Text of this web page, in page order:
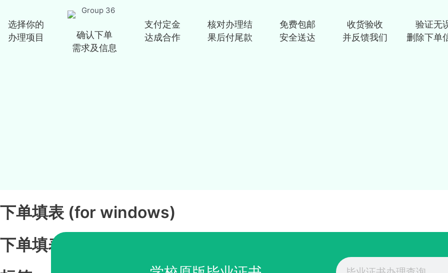
选择你的
办理项目
确认下单
需求及信息
支付定金
达成合作
核对办理结
果后付尾款
免费包邮
安全送达
收货验收
并反馈我们
验证无
删除下单
下单填表 (for windows)
下单填表 (for ios)
Search